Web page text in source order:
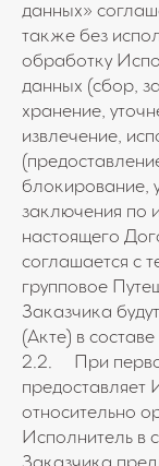
данных»
также без
обработку
данных (сбор,
хранение,
извлечение,
блокирование,
заключения по
настоящего
соглашается с
групповое
Заказчика
(Акте) в
2.2. При
относительно
Исполнитель в